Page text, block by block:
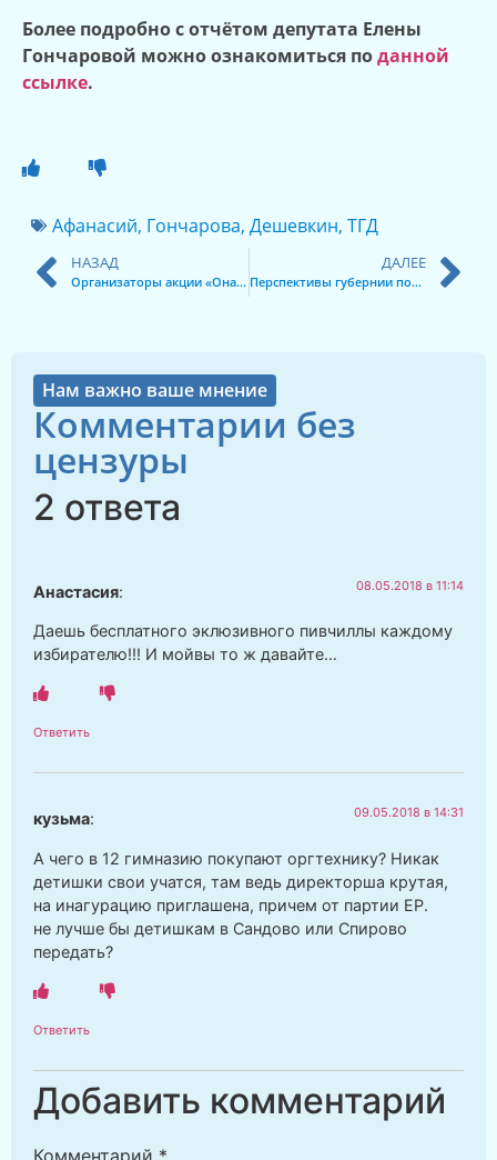
Более подробно с отчётом депутата Елены
Гончаровой можно ознакомиться поданной
ссылке.
Афанасий, Гончарова, Дешевкин, ТГД
НАЗАД
Организаторы акции «Она вам не царь…» получили административный арест
ДАЛЕЕ
Перспективы губернии после инаугурации Путина
Нам важно ваше мнение
Комментарии без
цензуры
2 ответа
Анастасия: 08.05.2018 в 11:14
Даешь бесплатного эклюзивного пивчиллы каждому
избирателю!!! И мойвы то ж давайте…
Ответить
кузьма: 09.05.2018 в 14:31
А чего в 12 гимназию покупают оргтехнику? Никак
детишки свои учатся, там ведь директорша крутая,
на инагурацию приглашена, причем от партии ЕР.
не лучше бы детишкам в Сандово или Спирово
передать?
Ответить
Добавить комментарий
Комментарий *